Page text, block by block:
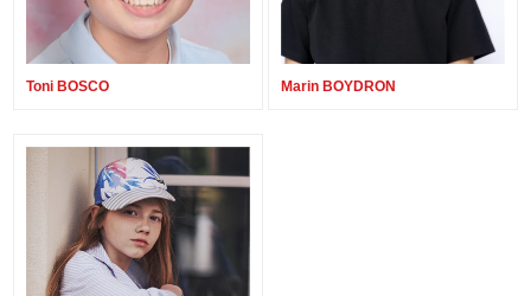
Toni BOSCO Marin BOYDRON